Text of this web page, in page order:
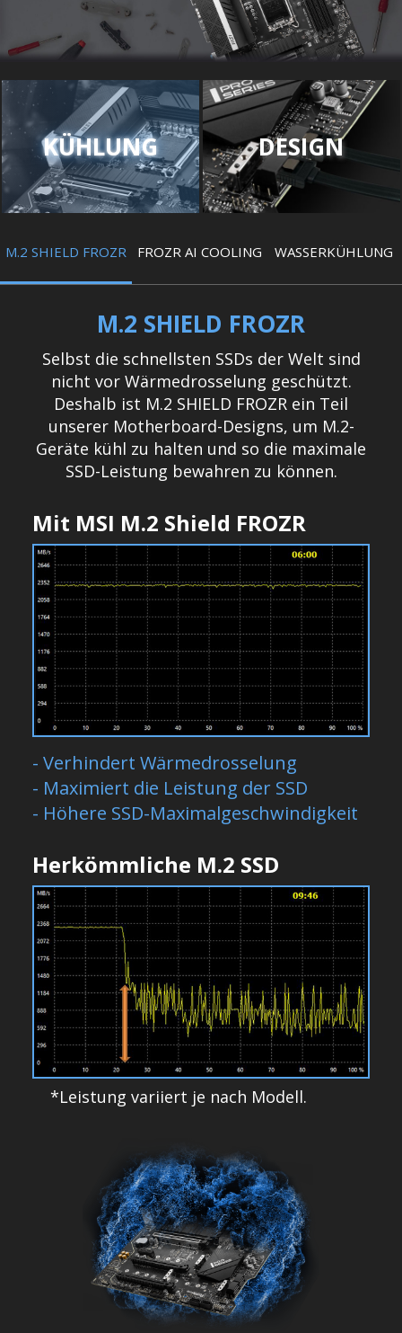
KÜHLUNG DESIGN
M.2 SHIELD FROZR FROZR AI COOLING WASSERKÜHLUNG
M.2 SHIELD FROZR
Selbst die schnellsten SSDs der Welt sind
nicht vor Wärmedrosselung geschützt.
Deshalb ist M.2 SHIELD FROZR ein Teil
unserer Motherboard-Designs, um M.2-
Geräte kühl zu halten und so die maximale
SSD-Leistung bewahren zu können.
Mit MSI M.2 Shield FROZR
- Verhindert Wärmedrosselung
- Maximiert die Leistung der SSD
- Höhere SSD-Maximalgeschwindigkeit
Herkömmliche M.2 SSD
*Leistung variiert je nach Modell.